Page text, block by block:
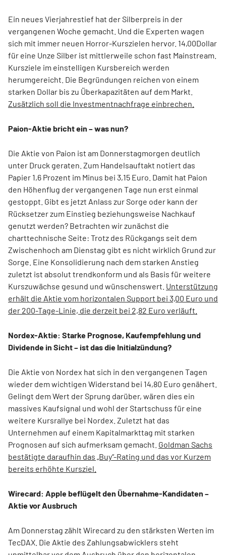
Ein neues Vierjahrestief hat der Silberpreis in der
vergangenen Woche gemacht. Und die Experten wagen
sich mit immer neuen Horror-Kurszielen hervor. 14,00Dollar
für eine Unze Silber ist mittlerweile schon fast Mainstream.
Kursziele im einstelligen Kursbereich werden
herumgereicht. Die Begründungen reichen von einem
starken Dollar bis zu Überkapazitäten auf dem Markt.
Zusätzlich soll die Investmentnachfrage einbrechen.
Paion-Aktie bricht ein – was nun?
Die Aktie von Paion ist am Donnerstagmorgen deutlich
unter Druck geraten. Zum Handelsauftakt notiert das
Papier 1,6 Prozent im Minus bei 3,15 Euro. Damit hat Paion
den Höhenflug der vergangenen Tage nun erst einmal
gestoppt. Gibt es jetzt Anlass zur Sorge oder kann der
Rücksetzer zum Einstieg beziehungsweise Nachkauf
genutzt werden? Betrachten wir zunächst die
charttechnische Seite: Trotz des Rückgangs seit dem
Zwischenhoch am Dienstag gibt es nicht wirklich Grund zur
Sorge. Eine Konsolidierung nach dem starken Anstieg
zuletzt ist absolut trendkonform und als Basis für weitere
Kurszuwächse gesund und wünschenswert. Unterstützung
erhält die Aktie vom horizontalen Support bei 3,00 Euro und
der 200-Tage-Linie, die derzeit bei 2,82 Euro verläuft.
Nordex-Aktie: Starke Prognose, Kaufempfehlung und
Dividende in Sicht – ist das die Initialzündung?
Die Aktie von Nordex hat sich in den vergangenen Tagen
wieder dem wichtigen Widerstand bei 14,80 Euro genähert.
Gelingt dem Wert der Sprung darüber, wären dies ein
massives Kaufsignal und wohl der Startschuss für eine
weitere Kursrallye bei Nordex. Zuletzt hat das
Unternehmen auf einem Kapitalmarkttag mit starken
Prognosen auf sich aufmerksam gemacht. Goldman Sachs
bestätigte daraufhin das „Buy“-Rating und das vor Kurzem
bereits erhöhte Kursziel.
Wirecard: Apple beflügelt den Übernahme-Kandidaten –
Aktie vor Ausbruch
Am Donnerstag zählt Wirecard zu den stärksten Werten im
TecDAX. Die Aktie des Zahlungsabwicklers steht